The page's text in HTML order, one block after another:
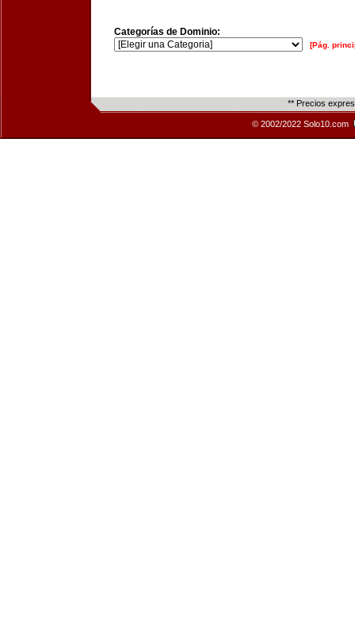
Categorías de Dominio:
[Pág.
** Precios
© 2002/2022 Solo10.com